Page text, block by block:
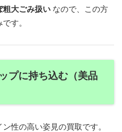
粗大ごみ扱い なので、この方
す。
プに持ち込む（美品
性の高い姿見の買取です。